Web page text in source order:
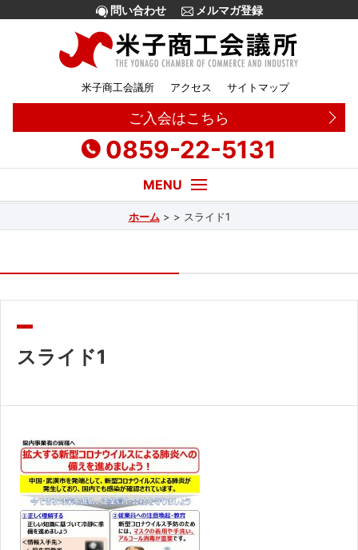
問い合わせ メルマガ登録
米子商工会議所 アクセス サイトマップ
ご入会はこちら
0859-22-5131
販路拡大
共済・福利厚生
証明書・申請
職員採用
情報
ホーム > > スライド1
スライド1